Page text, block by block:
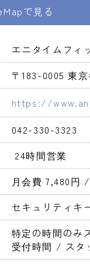
で見る
エニタイムフィ
〒183-0005 東
https://
042-330-3323
24時間営業
月会費 7,480円 /
セキュリティキ
特定の時間のみ
受付時間 / スタ